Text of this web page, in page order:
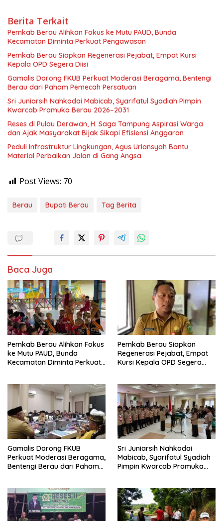
Berita Terkait
Pemkab Berau Alihkan Fokus ke Mutu PAUD, Bunda
Kecamatan Diminta Perkuat Pengawasan
Pemkab Berau Siapkan Regenerasi Pejabat, Empat Kursi
Kepala OPD Segera Diisi
Gamalis Dorong FKUB Perkuat Moderasi Beragama, Bentengi
Berau dari Paham Pemecah Persatuan
Sri Juniarsih Nahkodai Mabicab, Syarifatul Syadiah Pimpin
Kwarcab Pramuka Berau 2026–2031
Reses di Pulau Derawan, H. Saga Tampung Aspirasi Warga
dan Ajak Masyarakat Bijak Sikapi Efisiensi Anggaran
Peduli Infrastruktur Lingkungan, Agus Uriansyah Bantu
Material Perbaikan Jalan di Gang Angsa
Post Views: 70
Berau Bupati Berau Tag Berita
Baca Juga
Pemkab Berau Alihkan Fokus
ke Mutu PAUD, Bunda
Kecamatan Diminta Perkuat
Pemkab Berau Siapkan
Regenerasi Pejabat, Empat
Kursi Kepala OPD Segera
Gamalis Dorong FKUB
Perkuat Moderasi Beragama,
Bentengi Berau dari Paham
Sri Juniarsih Nahkodai
Mabicab, Syarifatul Syadiah
Pimpin Kwarcab Pramuka